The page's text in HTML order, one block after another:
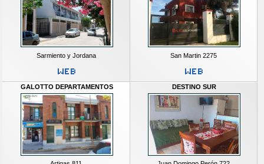
Sarmiento y Jordana San Martin 2275
GALOTTO DEPARTAMENTOS DESTINO SUR